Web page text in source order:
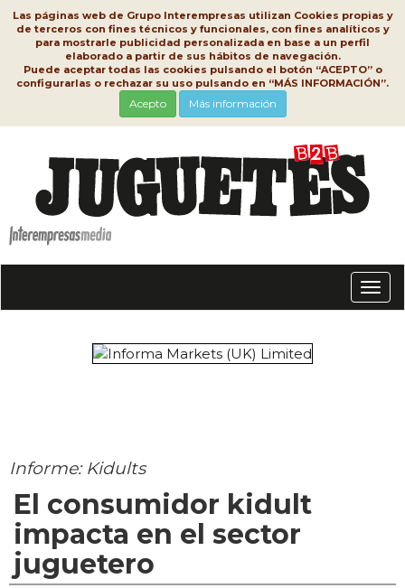
Las páginas web de Grupo Interempresas utilizan Cookies propias y
de terceros con fines técnicos y funcionales, con fines analíticos y
para mostrarle publicidad personalizada en base a un perfil
elaborado a partir de sus hábitos de navegación.
Puede aceptar todas las cookies pulsando el botón “ACEPTO” o
configurarlas o rechazar su uso pulsando en “MÁS INFORMACIÓN”.
Acepto Más información
Informe: Kidults
El consumidor kidult
impacta en el sector
juguetero